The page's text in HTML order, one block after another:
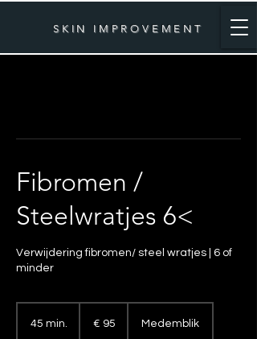
SKIN IMPROVEMENT
Fibromen /
Steelwratjes 6<
Verwijdering fibromen/ steel wratjes | 6 of
minder
45 min. € 95 Medemblik